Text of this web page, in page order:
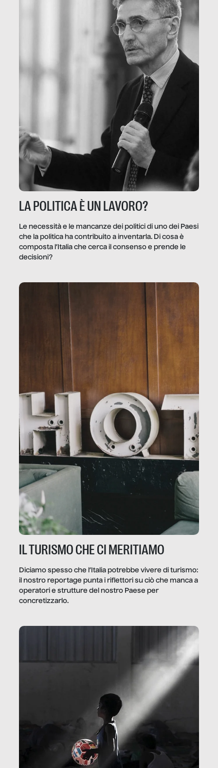
LA POLITICA È UN LAVORO?
Le necessità e le mancanze dei politici di uno dei Paesi
che la politica ha contribuito a inventarla. Di cosa è
composta l’Italia che cerca il consenso e prende le
decisioni?
IL TURISMO CHE CI MERITIAMO
Diciamo spesso che l’Italia potrebbe vivere di turismo:
il nostro reportage punta i riflettori su ciò che manca a
operatori e strutture del nostro Paese per
concretizzarlo.